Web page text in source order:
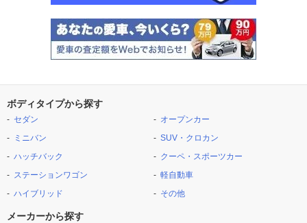
ボディタイプから探す
セダン
ミニバン
ハッチバック
ステーションワゴン
ハイブリッド
オープンカー
SUV・クロカン
クーペ・スポーツカー
軽自動車
その他
メーカーから探す